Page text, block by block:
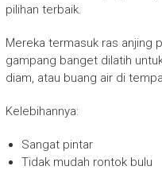
pilihan terbaik.
Mereka termasuk ras anjing
gampang banget dilatih
diam, atau buang air di
Kelebihannya:
Sangat pintar
Tidak mudah rontok bulu